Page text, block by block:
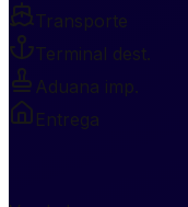
Transporte
Terminal dest.
Aduana imp.
Entrega